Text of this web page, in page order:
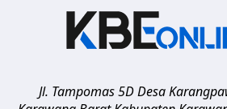
Jl. Tampomas 5D Desa